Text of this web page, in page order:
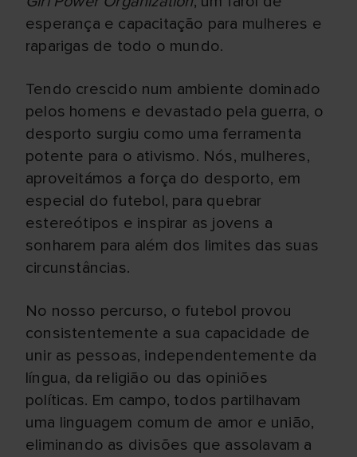
esperança e capacitação para mulheres e
raparigas de todo o mundo.
Tendo crescido num ambiente dominado
pelos homens e devastado pela guerra, o
desporto surgiu como uma ferramenta
potente para o ativismo. Nós, mulheres,
aproveitámos a força do desporto, em
especial do futebol, para quebrar
estereótipos e inspirar as jovens a
sonharem para além dos limites das suas
circunstâncias.
No nosso percurso, o futebol provou
consistentemente a sua capacidade de
unir as pessoas, independentemente da
língua, da religião ou das opiniões
políticas. Em campo, todos partilhavam
uma linguagem comum de amor e união,
eliminando as divisões que assolavam a